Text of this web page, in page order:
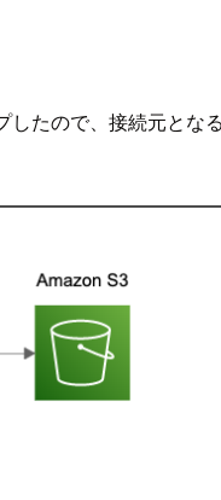
たので、接続元とな